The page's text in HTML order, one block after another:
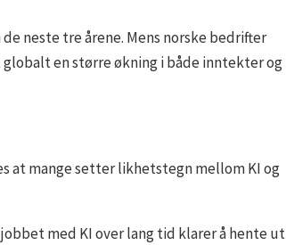
neste tre årene. Mens norske bedrifter
en større økning i både inntekter og
at mange setter likhetstegn mellom KI og
jobbet med KI over lang tid klarer å hente ut